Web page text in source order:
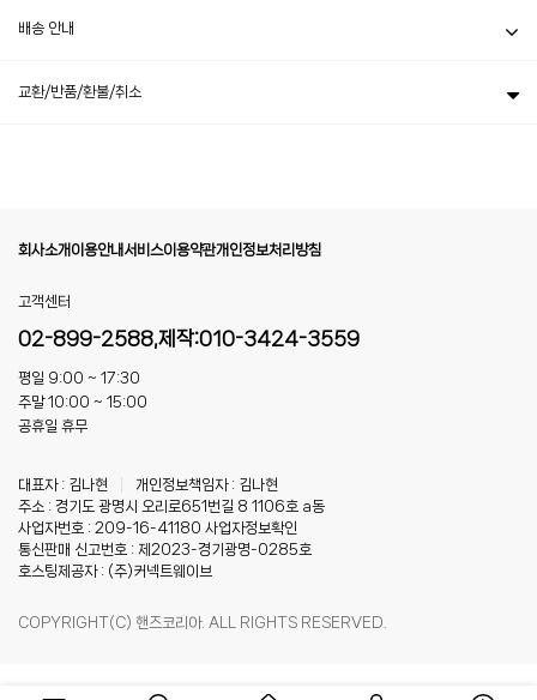
배송 안내
교환/반품/환불/취소
회사소개 이용안내서비스이용약관개인정보처리방침
고객센터
02-899-2588,제작:010-3424-3559
평일 9:00 ~ 17:30
주말 10:00 ~ 15:00
공휴일 휴무
대표자 : 김나현
개인정보책임자 : 김나현
주소 : 경기도 광명시 오리로651번길 8 1106호 a동
사업자번호 : 209-16-41180 사업자정보확인
통신판매 신고번호 : 제2023-경기광명-0285호
호스팅제공자 : (주)커넥트웨이브
COPYRIGHT(C) 핸즈코리아. ALL RIGHTS RESERVED.